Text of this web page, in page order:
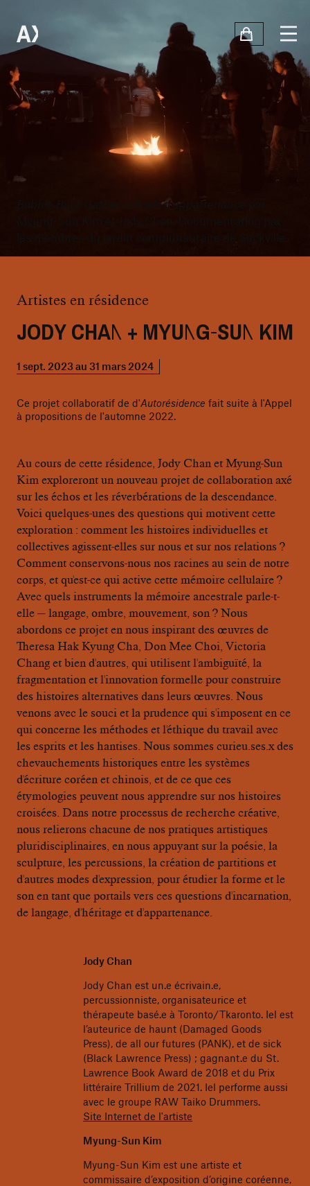
Bubble Burn Gather: Rituels d'appartenance
JODY CHAN + MYUNG-SUN KIM
Artistes en résidence
1 sept. 2023 au 31 mars 2024
Ce projet collaboratif de d'Autorésidence fait suite à l'Appel
à propositions de l'automne 2022.
Au cours de cette résidence, Jody Chan et Myung-Sun
Kim exploreront un nouveau projet de collaboration axé
sur les échos et les réverbérations de la descendance.
Voici quelques-unes des questions qui motivent cette
exploration : comment les histoires individuelles et
collectives agissent-elles sur nous et sur nos relations ?
Comment conservons-nous nos racines au sein de notre
corps, et qu'est-ce qui active cette mémoire cellulaire ?
Avec quels instruments la mémoire ancestrale parle-t-
elle — langage, ombre, mouvement, son ? Nous
abordons ce projet en nous inspirant des œuvres de
Theresa Hak Kyung Cha, Don Mee Choi, Victoria
Chang et bien d'autres, qui utilisent l'ambiguïté, la
fragmentation et l'innovation formelle pour construire
des histoires alternatives dans leurs œuvres. Nous
venons avec le souci et la prudence qui s'imposent en ce
qui concerne les méthodes et l'éthique du travail avec
les esprits et les hantises. Nous sommes curieu.ses.x des
chevauchements historiques entre les systèmes
d'écriture coréen et chinois, et de ce que ces
étymologies peuvent nous apprendre sur nos histoires
croisées. Dans notre processus de recherche créative,
nous relierons chacune de nos pratiques artistiques
pluridisciplinaires, en nous appuyant sur la poésie, la
sculpture, les percussions, la création de partitions et
d'autres modes d'expression, pour étudier la forme et le
son en tant que portails vers ces questions d'incarnation,
de langage, d'héritage et d'appartenance.
Jody Chan
Jody Chan est un.e écrivain.e,
percussionniste, organisateurice et
thérapeute basé.e à Toronto/Tkaronto. Iel est
l’auteurice de haunt (Damaged Goods
Press), de all our futures (PANK), et de sick
(Black Lawrence Press) ; gagnant.e du St.
Lawrence Book Award de 2018 et du Prix
littéraire Trillium de 2021. Iel performe aussi
avec le groupe RAW Taiko Drummers.
Site Internet de l'artiste
Myung-Sun Kim
Myung-Sun Kim est une artiste et
commissaire d’exposition d’origine coréenne,